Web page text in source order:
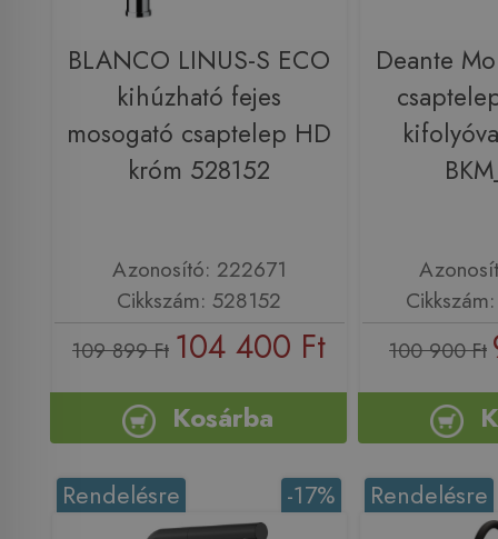
BLANCO LINUS-S ECO
kihúzható fejes
mosogató csaptelep HD
króm 528152
Azonosító: 222671
Cikkszám: 528152
109 899 Ft 104 400 Ft
Kosárba
Deante
100 900 Ft
-17%
Rendelésre Rendelésre